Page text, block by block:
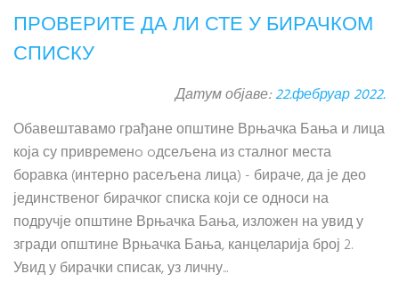
ПРОВЕРИТЕ ДА ЛИ СТЕ У БИРАЧКОМ
СПИСКУ
Датум објаве:22.фебруар 2022.
Обавештавамо грађане општине Врњачка Бања и лица
која су привременo oдсељена из сталног места
боравка (интерно расељена лица) - бираче, да је део
јединственог бирачког списка који се односи на
подручје општине Врњачка Бања, изложен на увид у
згради општине Врњачка Бања, канцеларија број 2.
Увид у бирачки списак, уз личну...